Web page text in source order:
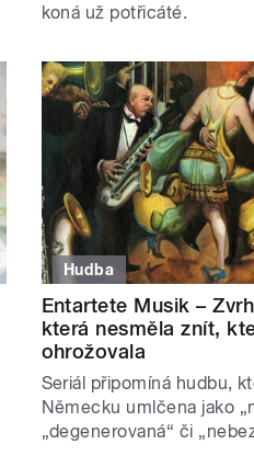
koná už potřicáté.
Hudba
Entartete Musik –
která nesměla znít,
ohrožovala
Seriál připomíná hudbu,
Německu umlčena jako
„degenerovaná“ či